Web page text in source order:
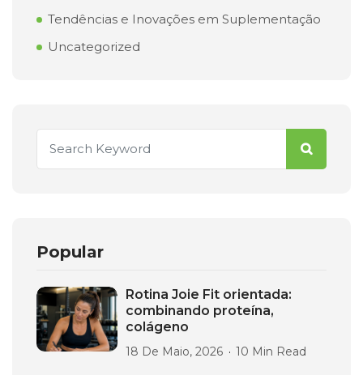
Tendências e Inovações em Suplementação
Uncategorized
Popular
Rotina Joie Fit orientada:
combinando proteína,
colágeno
18 De Maio, 2026 10 Min Read